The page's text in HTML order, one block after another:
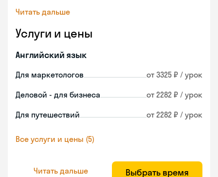
Читать дальше
Услуги и цены
Английский язык
Для маркетологов от 3325 ₽ / урок
Деловой - для бизнеса от 2282 ₽ / урок
Для путешествий от 2282 ₽ / урок
Все услуги и цены (5)
Читать дальше Выбрать время